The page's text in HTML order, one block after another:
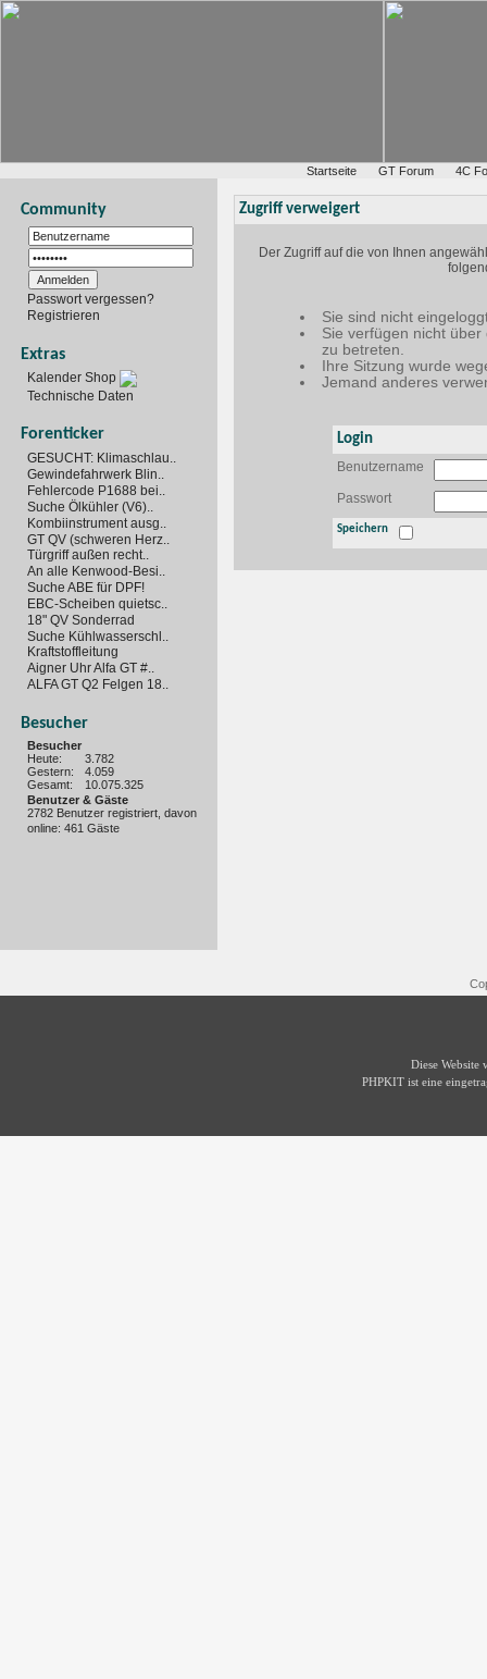
Startseite GT Forum 4C
Community
Passwort vergessen?
Registrieren
Extras
Kalender Shop
Technische Daten
Forenticker
GESUCHT: Klimaschlau..
Gewindefahrwerk Blin..
Fehlercode P1688 bei..
Suche Ölkühler (V6)..
Kombiinstrument ausg..
GT QV (schweren Herz..
Türgriff außen recht..
An alle Kenwood-Besi..
Suche ABE für DPF!
EBC-Scheiben quietsc..
18" QV Sonderrad
Suche Kühlwasserschl..
Kraftstoffleitung
Aigner Uhr Alfa GT #..
ALFA GT Q2 Felgen 18..
Besucher
Besucher
Heute:
3.782
Gestern:
4.059
Gesamt:
10.075.325
Benutzer & Gäste
2782 Benutzer registriert, davon
online: 461 Gäste
Zugriff verweigert
Der Zugriff auf die von Ihnen
Sie sind nicht
Sie verfügen nicht
zu betreten.
Ihre Sitzung wurde
Jemand anderes
Login
Benutzername
Passwort
Speichern
Diese Website
PHPKIT ist eine